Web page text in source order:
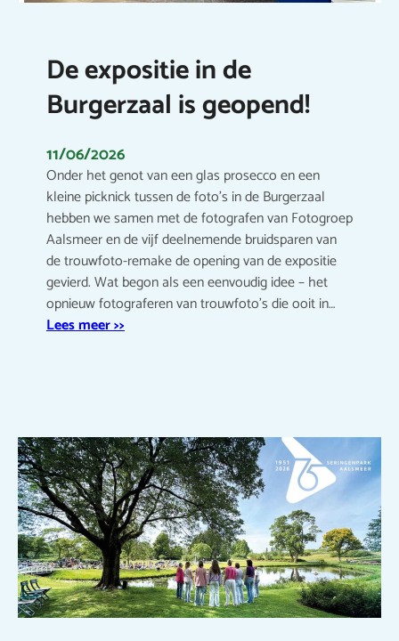
De expositie in de
Burgerzaal is geopend!
11/06/2026
Onder het genot van een glas prosecco en een
kleine picknick tussen de foto’s in de Burgerzaal
hebben we samen met de fotografen van Fotogroep
Aalsmeer en de vijf deelnemende bruidsparen van
de trouwfoto-remake de opening van de expositie
gevierd. Wat begon als een eenvoudig idee – het
opnieuw fotograferen van trouwfoto’s die ooit in…
Lees meer >>